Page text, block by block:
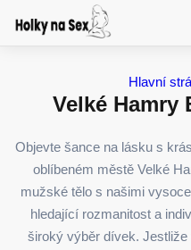
Hlavní
Velké Hamry
Objevte šance na lásku s
oblíbeném městě Velké
mužské tělo s našimi
hledající rozmanitost a
široký výběr dívek.